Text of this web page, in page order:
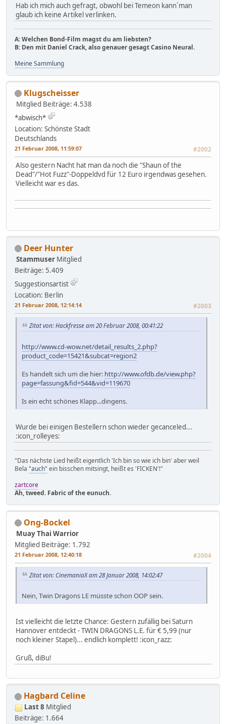
Hab ich mich auch gefragt, obwohl bei Temeon kann´man
glaub ich keine Artikel verlinken.
A: Welchen Bond-Film magst du am liebsten?
B: Den mit Daniel Crack, also genauer gesagt Casino Neural.
Meine Sammlung
Klugscheisser
Mitglied Beiträge: 4.538
*abwisch*
Location: Schönste Stadt
Deutschlands
21 Februar 2008, 11:59:07 #2002
Also gestern Nacht hat man da noch die "Shaun of the
Dead"/"Hot Fuzz"-Doppeldvd für 12 Euro irgendwas gesehen.
Vielleicht war es das.
Deer Hunter
Stammuser Mitglied
Beiträge: 5.409
Suggestionsartist
Location: Berlin
21 Februar 2008, 12:14:14 #2003
Zitat von: Hackfresse am 20 Februar 2008, 00:41:22
http://www.cd-wow.net/detail_results_2.php?
product_code=15421&subcat=region2
Es handelt sich um die hier: http://www.ofdb.de/view.php?
page=fassung&fid=544&vid=119670
Is ein echt schönes Klapp...dingens.
Wurde bei einigen Bestellern schon wieder gecanceled...
:icon_rolleyes:
"Das nächste Lied heißt eigentlich 'Ich bin so wie ich bin' aber weil
Bela "auch" ein bisschen mitsingt, heißt es 'FICKEN'!"
zartcore
Ah, tweed. Fabric of the eunuch.
Ong-Bockel
Muay Thai Warrior
Mitglied Beiträge: 1.792
21 Februar 2008, 12:40:18 #2004
Zitat von: CinemaniaX am 28 Januar 2008, 14:02:47
Nein, Twin Dragons LE müsste schon OOP sein.
Ist vielleicht die letzte Chance: Gestern zufällig bei Saturn
Hannover entdeckt - TWIN DRAGONS L.E. für € 5,99 (nur
noch kleiner Stapel)... endlich komplett! :icon_razz:
Gruß, diBu!
Hagbard Celine
Last 8 Mitglied
Beiträge: 1.664